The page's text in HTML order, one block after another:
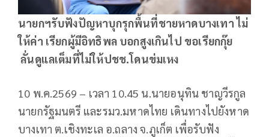
นายกฯรับฟังปัญหาบุกรุกพื้นที่ชายหาดบางเทา ไม่
ให้ค่า เรียกผู้มีอิทธิพล บอกสูงเกินไป ขอเรียกกุ๊ย
ลั่นดูแลเต็มที่ไม่ให้ปชช.โดนข่มเหง
10 พ.ค.2569 – เวลา 10.45 น.นายอนุทิน ชาญวีรกูล
นายกรัฐมนตรี และรมว.มหาดไทย เดินทางไปยังหาด
บางเทา ต.เชิงทะเล อ.ถลาง จ.ภูเก็ต เพื่อรับฟัง